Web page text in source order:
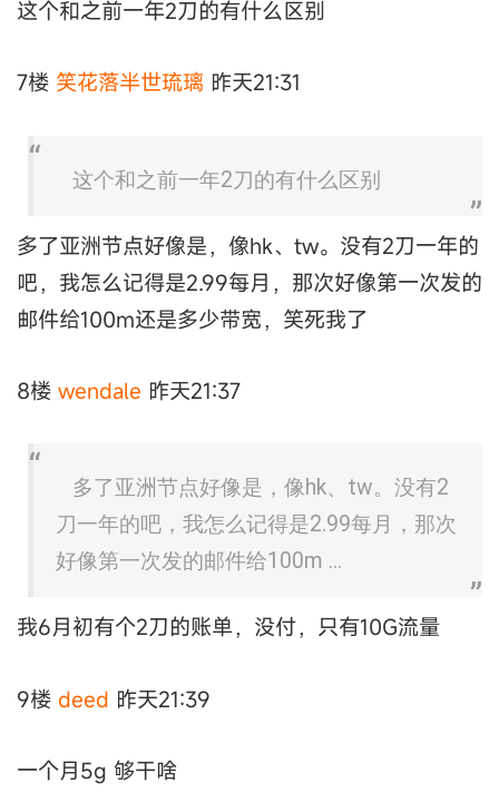
这个和之前一年2刀的有什么区别
7楼 笑花落半世琉璃 昨天21:31
这个和之前一年2刀的有什么区别
多了亚洲节点好像是，像hk、tw。没有2刀一年的
吧，我怎么记得是2.99每月，那次好像第一次发的
邮件给100m还是多少带宽，笑死我了
8楼 wendale 昨天21:37
多了亚洲节点好像是，像hk、tw。没有2
刀一年的吧，我怎么记得是2.99每月，那次
好像第一次发的邮件给100m ...
我6月初有个2刀的账单，没付，只有10G流量
9楼 deed 昨天21:39
一个月5g 够干啥